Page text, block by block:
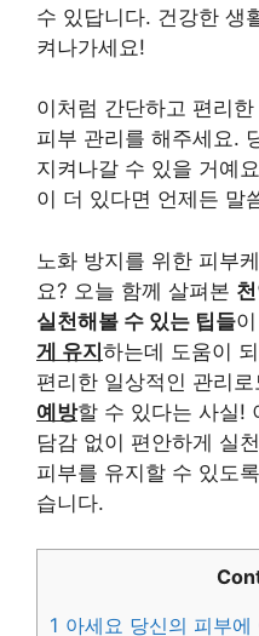
수 있답니다. 건강한 생
켜나가세요!
이처럼 간단하고 편리
피부 관리를 해주세요.
지켜나갈 수 있을 거예
이 더 있다면 언제든 말
노화 방지를 위한 피부
요? 오늘 함께 살펴본
실천해볼 수 있는 팁들
게 유지하는데 도움이
편리한 일상적인 관리로
예방할 수 있다는 사실!
담감 없이 편안하게 실
피부를 유지할 수 있도
습니다.
1 아세요 당신의 피부